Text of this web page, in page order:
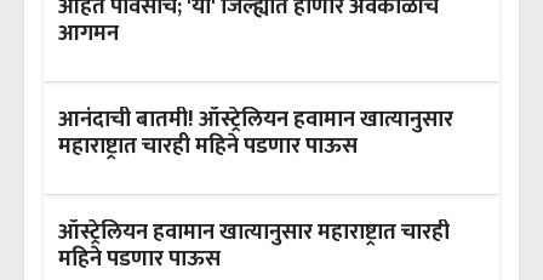
आगमन
आनंदाची बातमी! ऑस्ट्रेलियन हवामान खात्यानुसार
महाराष्ट्रात चारही महिने पडणार पाऊस
ऑस्ट्रेलियन हवामान खात्यानुसार महाराष्ट्रात चारही
महिने पडणार पाऊस